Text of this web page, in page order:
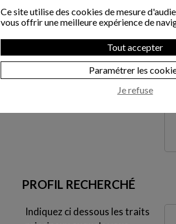
Situation familiale
*
Commentaire
PROFIL RECHERCHÉ
Indiquez ci dessous les traits
Ce site utilise des cookies de mesure
vous offrir une meilleure expérience de
Tout accepter
Paramétrer les
Je refuse